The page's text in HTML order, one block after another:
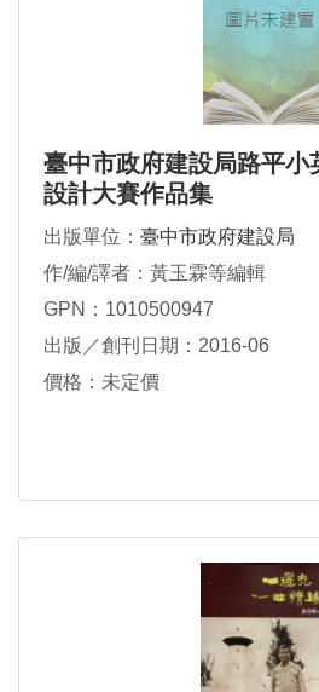
臺中市政府建設局路平小
設計大賽作品集
出版單位： 臺中市政府建設局
作/編/譯者：黃玉霖等編輯
GPN：1010500947
出版／創刊日期：2016-06
價格：未定價